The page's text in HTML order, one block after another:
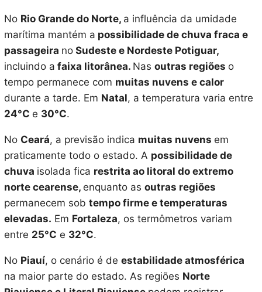
No Rio Grande do Norte, a influência da umidade
marítima mantém a possibilidade de chuva fraca e
passageira noSudeste e Nordeste Potiguar,
incluindo a faixa litorânea. Nas outras regiões o
tempo permanece com muitas nuvens e calor
durante a tarde. Em Natal, a temperatura varia entre
24°C e 30°C.
No Ceará, a previsão indica muitas nuvens em
praticamente todo o estado. A possibilidade de
chuva isolada fica restrita ao litoral do extremo
norte cearense, enquanto as outras regiões
permanecem sob tempo firme e temperaturas
elevadas. Em Fortaleza, os termômetros variam
entre 25°C e 32°C.
No Piauí, o cenário é de estabilidade atmosférica
na maior parte do estado. As regiões Norte